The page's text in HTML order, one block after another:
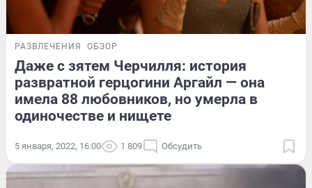
РАЗВЛЕЧЕНИЯ ОБЗОР
Даже с зятем Черчилля: история
развратной герцогини Аргайл — она
имела 88 любовников, но умерла в
одиночестве и нищете
5 января, 2022, 16:00 1 809 Обсудить